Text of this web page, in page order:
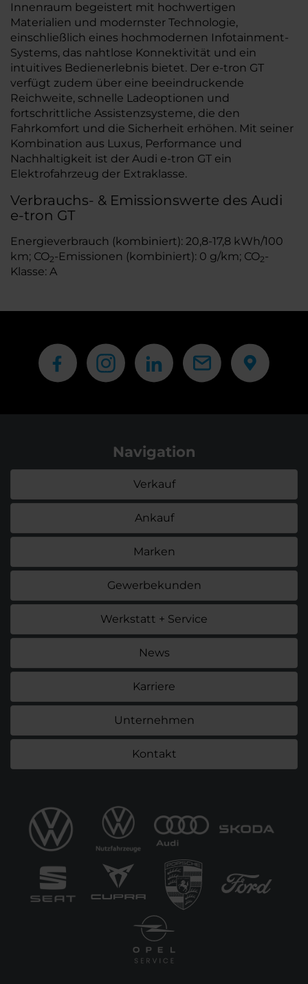
Innenraum begeistert mit hochwertigen
Materialien und modernster Technologie,
einschließlich eines hochmodernen Infotainment-
Systems, das nahtlose Konnektivität und ein
intuitives Bedienerlebnis bietet. Der e-tron GT
verfügt zudem über eine beeindruckende
Reichweite, schnelle Ladeoptionen und
fortschrittliche Assistenzsysteme, die den
Fahrkomfort und die Sicherheit erhöhen. Mit seiner
Kombination aus Luxus, Performance und
Nachhaltigkeit ist der Audi e-tron GT ein
Elektrofahrzeug der Extraklasse.
Verbrauchs- & Emissionswerte des Audi
e-tron GT
Energieverbrauch (kombiniert): 20,8-17,8 kWh/100
km; CO2-Emissionen (kombiniert): 0 g/km; CO2-
Klasse: A
Navigation
Verkauf
Ankauf
Marken
Gewerbekunden
Werkstatt + Service
News
Karriere
Unternehmen
Kontakt